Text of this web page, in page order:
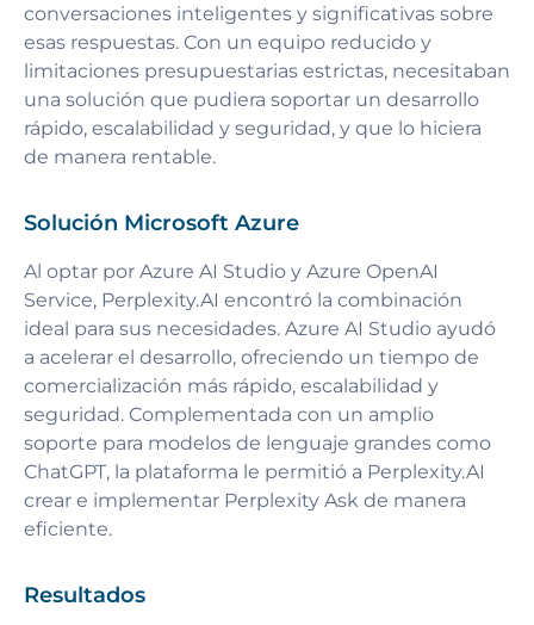
conversaciones inteligentes y significativas sobre
esas respuestas. Con un equipo reducido y
limitaciones presupuestarias estrictas, necesitaban
una solución que pudiera soportar un desarrollo
rápido, escalabilidad y seguridad, y que lo hiciera
de manera rentable.
Solución Microsoft Azure
Al optar por Azure AI Studio y Azure OpenAI
Service, Perplexity.AI encontró la combinación
ideal para sus necesidades. Azure AI Studio ayudó
a acelerar el desarrollo, ofreciendo un tiempo de
comercialización más rápido, escalabilidad y
seguridad. Complementada con un amplio
soporte para modelos de lenguaje grandes como
ChatGPT, la plataforma le permitió a Perplexity.AI
crear e implementar Perplexity Ask de manera
eficiente.
Resultados